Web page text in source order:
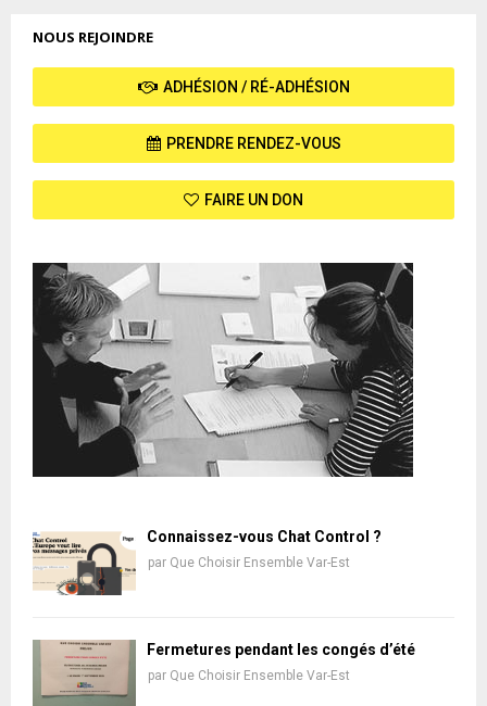
NOUS REJOINDRE
ADHÉSION / RÉ-ADHÉSION
PRENDRE RENDEZ-VOUS
FAIRE UN DON
Connaissez-vous Chat Control ?
par Que Choisir Ensemble Var-Est
Fermetures pendant les congés d’été
par Que Choisir Ensemble Var-Est